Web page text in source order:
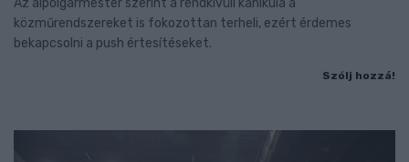
közműrendszereket is fokozottan terheli, ezért érdemes
bekapcsolni a push értesítéseket.
Szólj hozzá!